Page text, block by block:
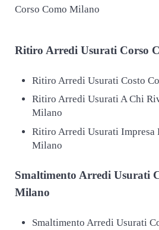
Corso Como Milano
Ritiro Arredi Usurati Corso
Ritiro Arredi Usurati Costo
Ritiro Arredi Usurati A Chi
Milano
Ritiro Arredi Usurati Impresa
Milano
Smaltimento Arredi Usurati
Milano
Smaltimento Arredi Usurati